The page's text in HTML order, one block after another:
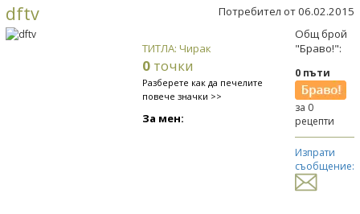
dftv Потребител от 06.02.2015
ТИТЛА: Чирак
0 точки
Разберете как да печелите
повече значки >>
За мен:
Общ брой
"Браво!":
0 пъти
за 0
рецепти
Изпрати
съобщение: